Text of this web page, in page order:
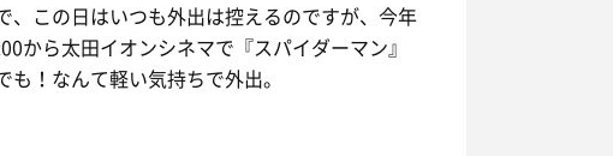
、この日はいつも外出は控えるのですが、今年
から太田イオンシネマで『スパイダーマン』
！なんて軽い気持ちで外出。